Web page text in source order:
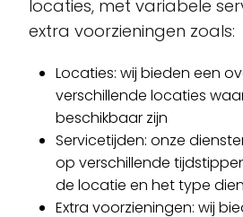
locaties, met variabele
extra voorzieningen zoals:
Locaties: wij bieden een
verschillende locaties
beschikbaar zijn
Servicetijden: onze
op verschillende
de locatie en het type
Extra voorzieningen: wij